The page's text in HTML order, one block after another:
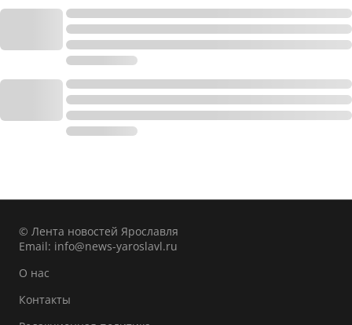
© Лента новостей Ярославля
Email: info@news-yaroslavl.ru
О нас
Контакты